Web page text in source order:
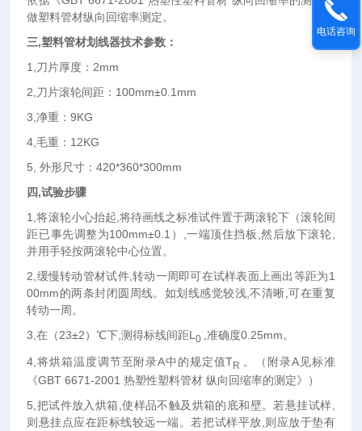
做塑料管材纵向回缩率测定。
三,塑料管材划线器技术参数：
1, 刀片厚度：2mm
2, 刀片滚轮间距：100mm±0.1mm
3,净重：9KG
4,毛重：12KG
5,外形尺寸：420*360*300mm
四,试验步骤
1,将滚轮小心抬起, 将待画线之标准试件置于两滚轮下（滚轮间
距已事先调整为100mm±0.1）,一端顶住挡板,然后放下滚轮,
并用手轻按两滚轮中心位置。
2, 缓慢转动管材试件,转动一周即可在试样表面上画出等距为1
00mm的两条封闭圆周线。如划线感觉较浅,不清晰,可在重复
转动一周。
3,在（23±2）℃下,测得标线间距L0,准确度0.25mm。
4, 将烘箱温度调节至附录A中的规定值TR 。（附录A见标准
《GBT 6671-2001 热塑性塑料管材 纵向回缩率的测定》）
5, 把试件放入烘箱,使样品不触及烘箱的底和壁。若悬挂试样,
则悬挂点应在距标线较远一端。若把试样平放,则应放于垫有
电话咨询